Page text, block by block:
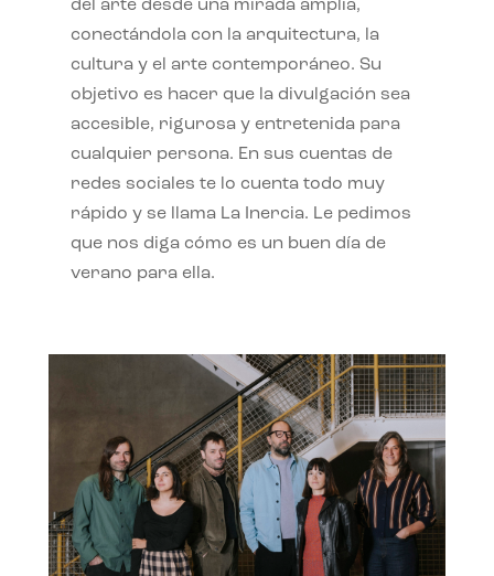
del arte desde una mirada amplia,
conectándola con la arquitectura, la
cultura y el arte contemporáneo. Su
objetivo es hacer que la divulgación sea
accesible, rigurosa y entretenida para
cualquier persona. En sus cuentas de
redes sociales te lo cuenta todo muy
rápido y se llama La Inercia. Le pedimos
que nos diga cómo es un buen día de
verano para ella.